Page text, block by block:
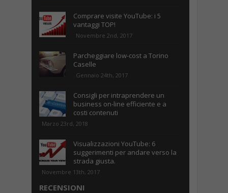
Comprare visite YouTube: i 5
vantaggi TOP!
Novembre 2nd, 2017
Parcheggiare low-cost a Torino
Caselle
Gennaio 24th, 2017
Consigli per intraprendere un
business on-line efficiente e a
costi contenuti
Marzo 23rd, 2018
Visualizzazioni YouTube: 6
suggerimenti per andare verso la
strada giusta.
Novembre 13th, 2017
RECENSIONI